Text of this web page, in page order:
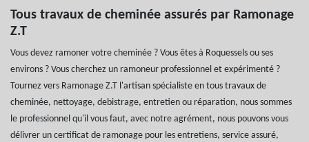
Tous travaux de cheminée assurés par Ramonage
Z.T
Vous devez ramoner votre cheminée ? Vous êtes à Roquessels ou ses
environs ? Vous cherchez un ramoneur professionnel et expérimenté ?
Tournez vers Ramonage Z.T l'artisan spécialiste en tous travaux de
cheminée, nettoyage, debistrage, entretien ou réparation, nous sommes
le professionnel qu'il vous faut, avec notre agrément, nous pouvons vous
délivrer un certificat de ramonage pour les entretiens, service assuré,